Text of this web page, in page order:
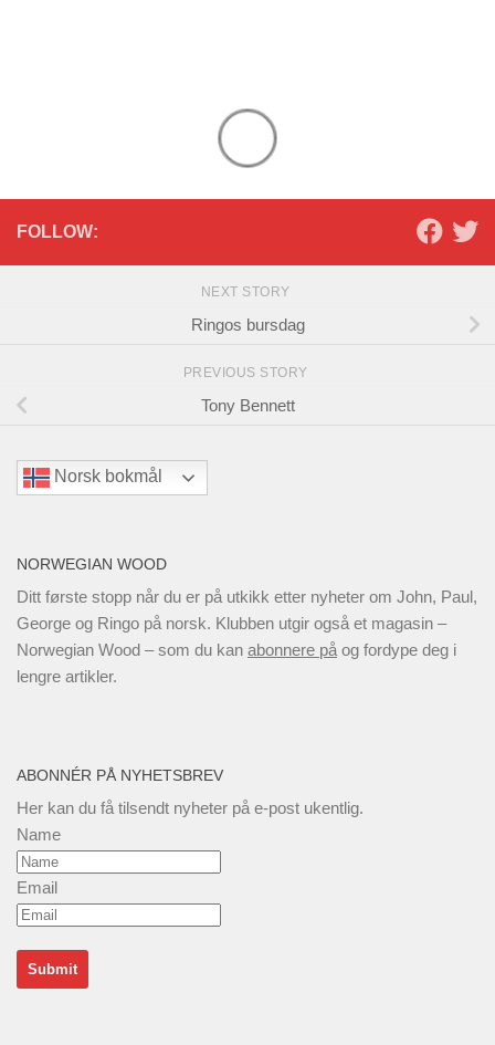
FOLLOW:
NEXT STORY
Ringos bursdag
PREVIOUS STORY
Tony Bennett
Norsk bokmål
NORWEGIAN WOOD
Ditt første stopp når du er på utkikk etter nyheter om John, Paul,
George og Ringo på norsk. Klubben utgir også et magasin –
Norwegian Wood – som du kan abonnere på og fordype deg i
lengre artikler.
ABONNÉR PÅ NYHETSBREV
Her kan du få tilsendt nyheter på e-post ukentlig.
Name
Email